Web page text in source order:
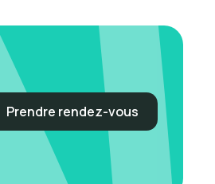
Prendre rendez-vous